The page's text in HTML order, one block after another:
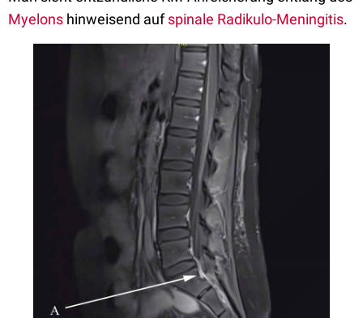
Myelons hinweisend aufspinale Radikulo-Meningitis.